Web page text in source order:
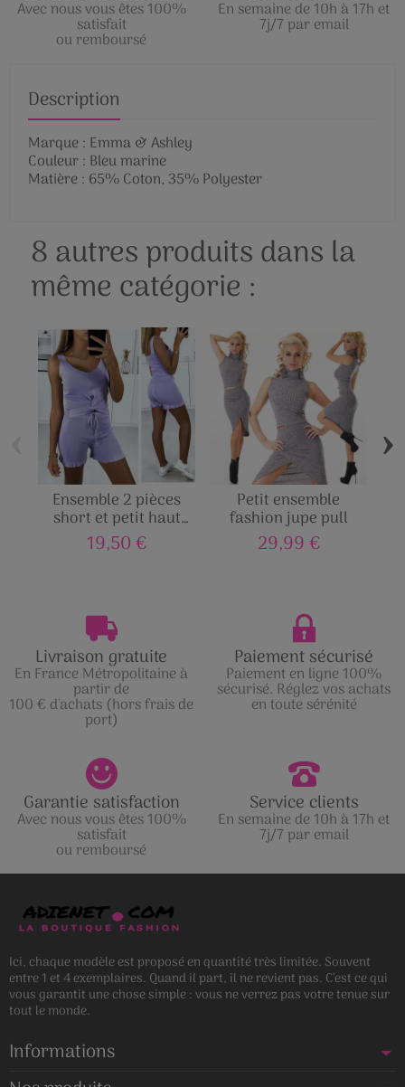
Avec nous vous êtes 100%
satisfait
ou remboursé
En semaine de 10h à 17h et
7j/7 par email
Description
Marque : Emma & Ashley
Couleur : Bleu marine
Matière : 65% Coton, 35% Polyester
8 autres produits dans la
même catégorie :
Ensemble 2 pièces
short et petit haut
tendance
19,50 €
Petit ensemble
fashion jupe pull
29,99 €
›
Livraison gratuite
En France Métropolitaine à
partir de
100 € d'achats (hors frais de
port)
Paiement sécurisé
Paiement en ligne 100%
sécurisé. Réglez vos achats
en toute sérénité
Garantie satisfaction
Avec nous vous êtes 100%
satisfait
ou remboursé
Service clients
En semaine de 10h à 17h et
7j/7 par email
Ici, chaque modèle est proposé en quantité très limitée. Souvent
entre 1 et 4 exemplaires. Quand il part, il ne revient pas. C’est ce qui
vous garantit une chose simple : vous ne verrez pas votre tenue sur
tout le monde.
Informations